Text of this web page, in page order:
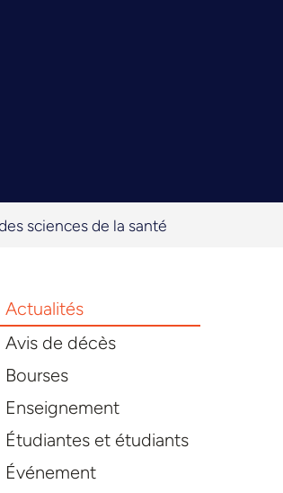
sciences de la santé
Actualités
Avis de décès
Bourses
Enseignement
Étudiantes et étudiants
Événement